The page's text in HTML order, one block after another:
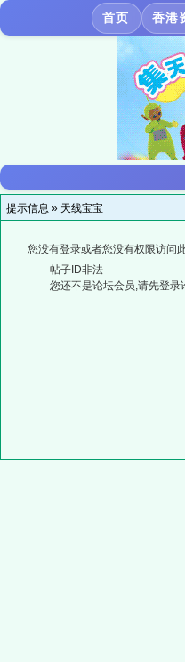
首页 香港
提示信息 » 天线宝宝
您没有登录或者您没有权限访问
帖子ID非法
您还不是论坛会员,请先登录